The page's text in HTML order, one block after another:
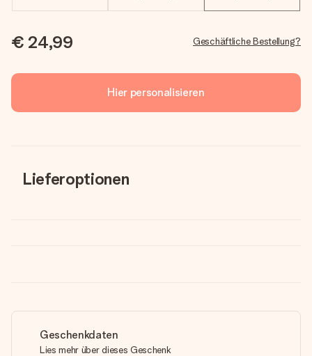
€ 24,99 Geschäftliche Bestellung?
Hier personalisieren
Lieferoptionen
Geschenkdaten
Lies mehr über dieses Geschenk